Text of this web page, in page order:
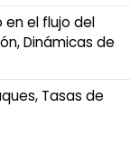
en el flujo del
Dinámicas de
Tasas de